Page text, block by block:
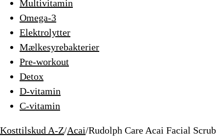
Multivitamin
Omega-3
Elektrolytter
Mælkesyrebakterier
Pre-workout
Detox
D-vitamin
C-vitamin
Kosttilskud A-Z/Acai/Rudolph Care Acai Facial Scrub